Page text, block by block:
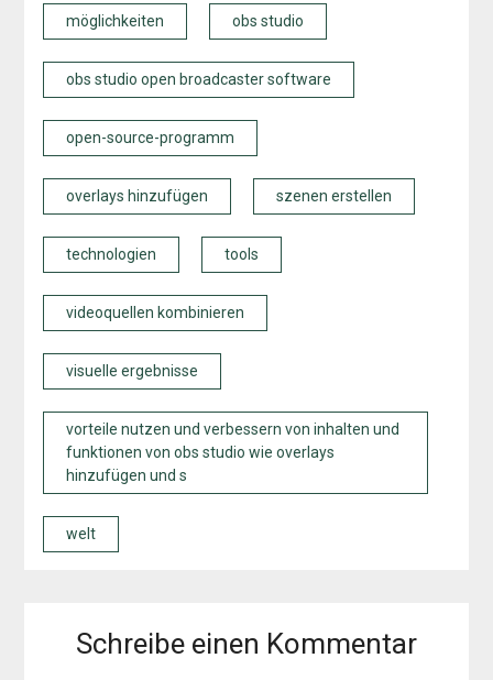
möglichkeiten obs studio
obs studio open broadcaster software
open-source-programm
overlays hinzufügen szenen erstellen
technologien tools
videoquellen kombinieren
visuelle ergebnisse
vorteile nutzen und verbessern von inhalten und
funktionen von obs studio wie overlays
hinzufügen und s
welt
Schreibe einen Kommentar